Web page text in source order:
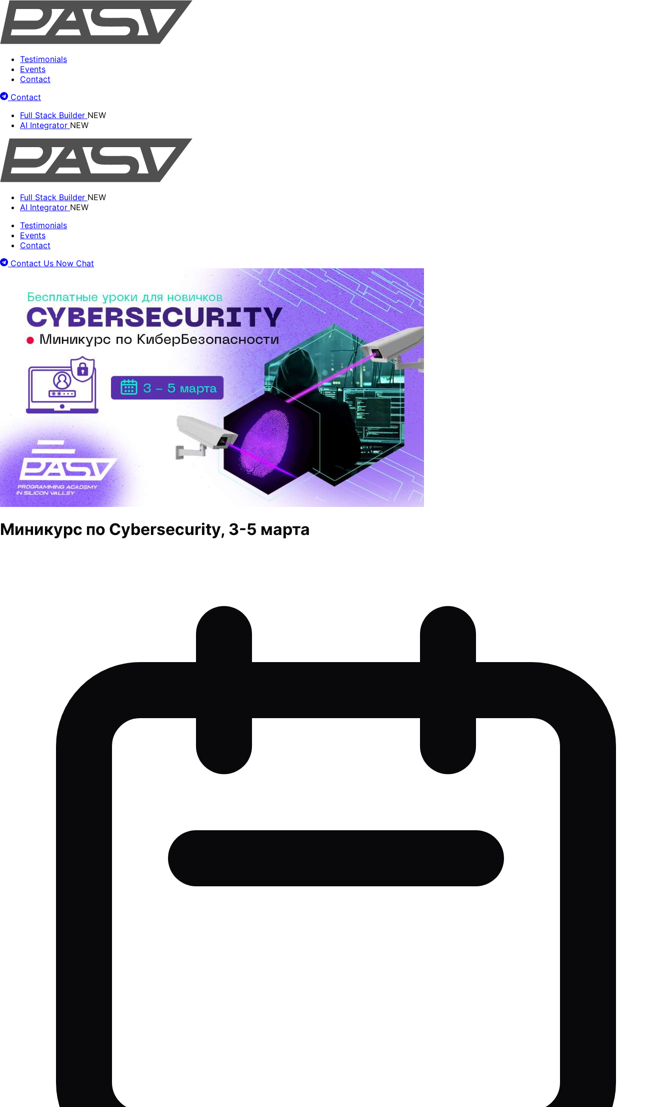
Testimonials
Events
Contact
Contact
Full Stack Builder NEW
AI Integrator NEW
Full Stack Builder NEW
AI Integrator NEW
Testimonials
Events
Contact
Contact Us Now Chat
Миникурс по Cybersecurity, 3-5 марта